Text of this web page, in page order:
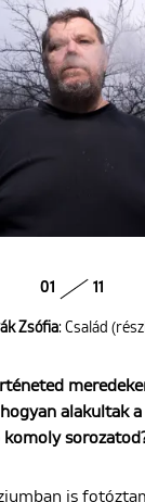
01 11
Zsófia: Család
alakultak
komoly
is